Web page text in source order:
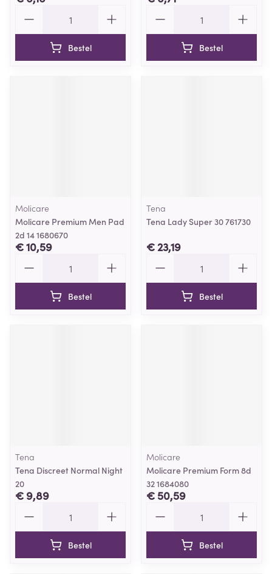
Bestel Bestel
Molicare
Molicare Premium Men Pad
2d 14 1680670
€ 10,59
Bestel
Tena
Tena Lady Super 30 761730
€ 23,19
Bestel
Tena
Tena Discreet Normal Night
20
€ 9,89
Bestel
Molicare
Molicare Premium Form 8d
32 1684080
€ 50,59
Bestel